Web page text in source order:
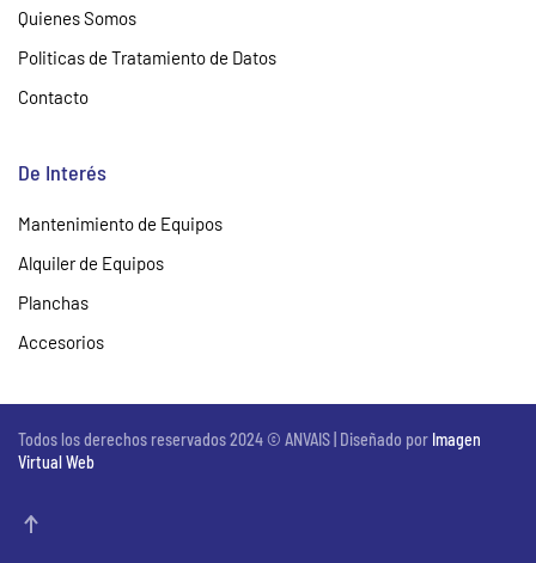
Quienes Somos
Politicas de Tratamiento de Datos
Contacto
De Interés
Mantenimiento de Equipos
Alquiler de Equipos
Planchas
Accesorios
Todos los derechos reservados 2024 © ANVAIS | Diseñado por Imagen
Virtual Web